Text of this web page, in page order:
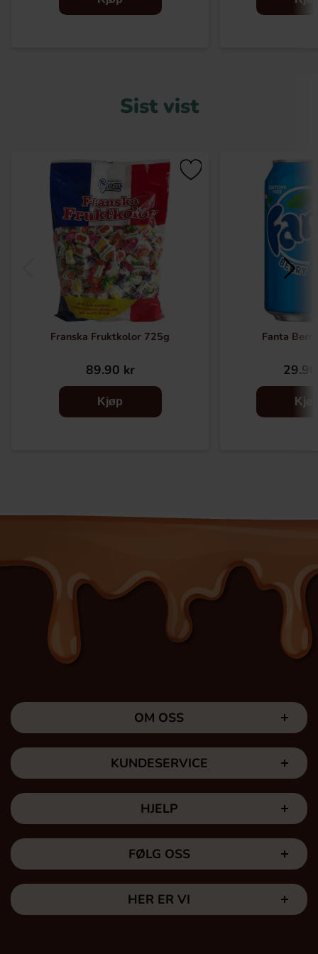
Sist vist
Franska Fruktkolor 725g
89.90 kr
Kjøp
Fanta
OM OSS
KUNDESERVICE
HJELP
FØLG OSS
HER ER VI